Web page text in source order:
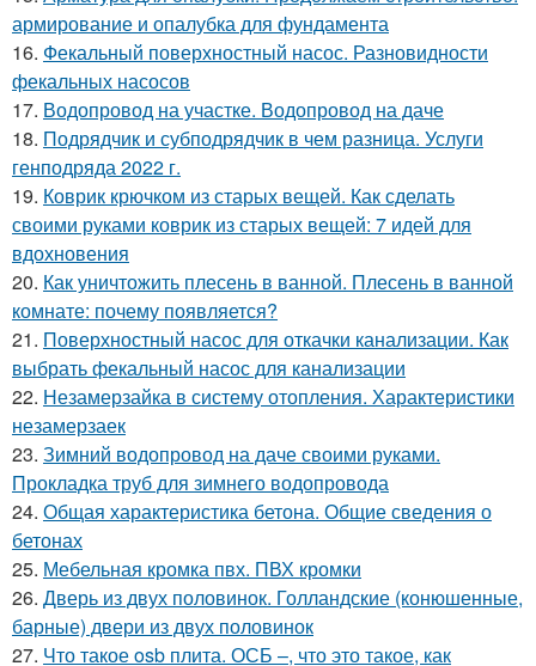
армирование и опалубка для фундамента
16. Фекальный поверхностный насос. Разновидности
фекальных насосов
17. Водопровод на участке. Водопровод на даче
18. Подрядчик и субподрядчик в чем разница. Услуги
генподряда 2022 г.
19. Коврик крючком из старых вещей. Как сделать
своими руками коврик из старых вещей: 7 идей для
вдохновения
20. Как уничтожить плесень в ванной. Плесень в ванной
комнате: почему появляется?
21. Поверхностный насос для откачки канализации. Как
выбрать фекальный насос для канализации
22. Незамерзайка в систему отопления. Характеристики
незамерзаек
23. Зимний водопровод на даче своими руками.
Прокладка труб для зимнего водопровода
24. Общая характеристика бетона. Общие сведения о
бетонах
25. Мебельная кромка пвх. ПВХ кромки
26. Дверь из двух половинок. Голландские (конюшенные,
барные) двери из двух половинок
27. Что такое osb плита. ОСБ –, что это такое, как